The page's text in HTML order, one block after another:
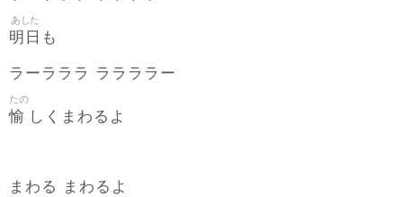
明日
あした
も
ラーラララ ララララー
愉
たの
しくまわるよ
まわる まわるよ